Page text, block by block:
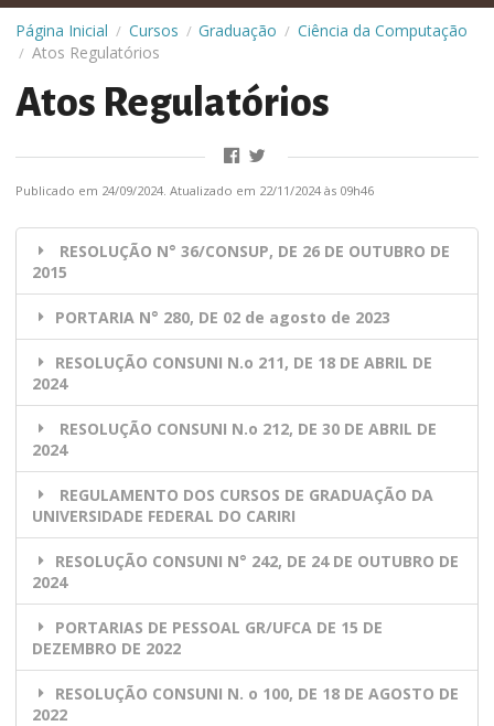
Página Inicial / Cursos / Graduação / Ciência da Computação
/ Atos Regulatórios
Atos Regulatórios
Publicado em 24/09/2024. Atualizado em 22/11/2024 às 09h46
RESOLUÇÃO N° 36/CONSUP, DE 26 DE OUTUBRO DE
2015
PORTARIA N° 280, DE 02 de agosto de 2023
RESOLUÇÃO CONSUNI N.o 211, DE 18 DE ABRIL DE
2024
RESOLUÇÃO CONSUNI N.o 212, DE 30 DE ABRIL DE
2024
REGULAMENTO DOS CURSOS DE GRADUAÇÃO DA
UNIVERSIDADE FEDERAL DO CARIRI
RESOLUÇÃO CONSUNI N° 242, DE 24 DE OUTUBRO DE
2024
PORTARIAS DE PESSOAL GR/UFCA DE 15 DE
DEZEMBRO DE 2022
RESOLUÇÃO CONSUNI N. o 100, DE 18 DE AGOSTO DE
2022